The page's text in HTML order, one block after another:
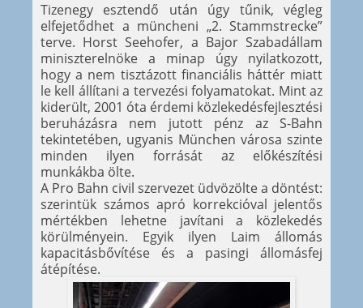
Tizenegy esztendő után úgy tűnik, végleg
elfejetődhet a müncheni „2. Stammstrecke”
terve. Horst Seehofer, a Bajor Szabadállam
miniszterelnöke a minap úgy nyilatkozott,
hogy a nem tisztázott financiális háttér miatt
le kell állítani a tervezési folyamatokat. Mint az
kiderült, 2001 óta érdemi közlekedésfejlesztési
beruházásra nem jutott pénz az S-Bahn
tekintetében, ugyanis München városa szinte
minden ilyen forrását az előkészítési
munkákba ölte.
A Pro Bahn civil szervezet üdvözölte a döntést:
szerintük számos apró korrekcióval jelentős
mértékben lehetne javítani a közlekedés
körülményein. Egyik ilyen Laim állomás
kapacitásbővítése és a pasingi állomásfej
átépítése.